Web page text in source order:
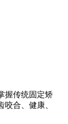
握传统固定矫
合、健康、